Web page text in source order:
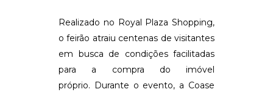
Realizado no Royal Plaza Shopping,
o feirão atraiu centenas de visitantes
em busca de condições facilitadas
para a compra do imóvel
próprio. Durante o evento, a Coase